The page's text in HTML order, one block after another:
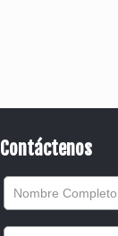
Contáctenos